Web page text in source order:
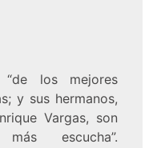
los mejores
y sus hermanos,
Vargas, son
escucha”.